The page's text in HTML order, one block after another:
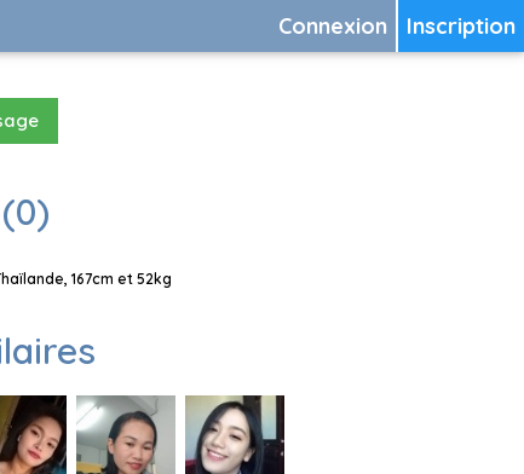
Inscription
Connexion
167cm et 52kg